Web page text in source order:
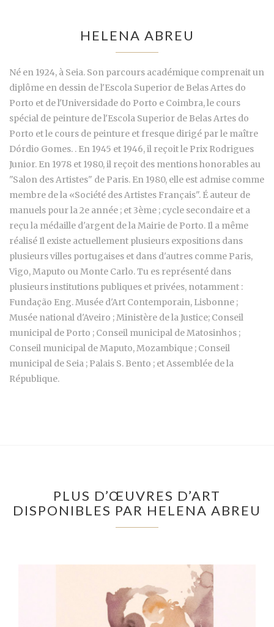
HELENA ABREU
Né en 1924, à Seia. Son parcours académique comprenait un
diplôme en dessin de l'Escola Superior de Belas Artes do
Porto et de l'Universidade do Porto e Coimbra, le cours
spécial de peinture de l'Escola Superior de Belas Artes do
Porto et le cours de peinture et fresque dirigé par le maître
Dórdio Gomes. . En 1945 et 1946, il reçoit le Prix Rodrigues
Junior. En 1978 et 1980, il reçoit des mentions honorables au
"Salon des Artistes" de Paris. En 1980, elle est admise comme
membre de la «Société des Artistes Français". É auteur de
manuels pour la 2e année ; et 3ème ; cycle secondaire et a
reçu la médaille d'argent de la Mairie de Porto. Il a même
réalisé Il existe actuellement plusieurs expositions dans
plusieurs villes portugaises et dans d'autres comme Paris,
Vigo, Maputo ou Monte Carlo. Tu es représenté dans
plusieurs institutions publiques et privées, notamment :
Fundação Eng. Musée d'Art Contemporain, Lisbonne ;
Musée national d'Aveiro ; Ministère de la Justice; Conseil
municipal de Porto ; Conseil municipal de Matosinhos ;
Conseil municipal de Maputo, Mozambique ; Conseil
municipal de Seia ; Palais S. Bento ; et Assemblée de la
République.
PLUS D’ŒUVRES D’ART
DISPONIBLES PAR HELENA ABREU